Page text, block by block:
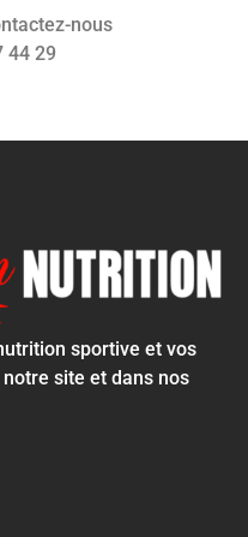
nous
44 29
sportive et vos
site et dans nos